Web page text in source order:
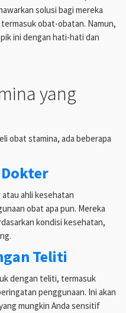
solusi bagi mereka
obat-obatan. Namun,
ini dengan hati-hati dan
yang
obat stamina, ada beberapa
ahli kesehatan
obat apa pun. Mereka
kondisi kesehatan,
Teliti
dengan teliti, termasuk
penggunaan. Ini akan
mungkin Anda sensitif